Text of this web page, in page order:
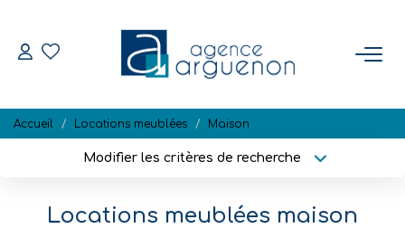
Nos Biens Disponibles
Accueil Locations meublées Maison
Modifier les critères de recherche
Locations meublées maison